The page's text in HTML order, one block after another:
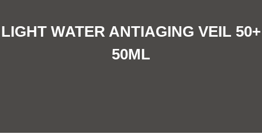
LIGHT WATER ANTIAGING VEIL 50+
50ML